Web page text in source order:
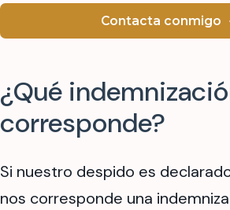
Contacta conmigo
¿Qué
corresponde?
Si nuestro despido es
nos corresponde una